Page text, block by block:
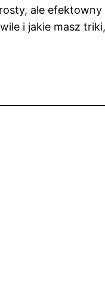
ale
i jakie masz